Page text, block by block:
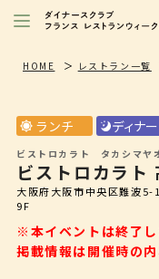
レストランを探す
特別イベント/キャンペーン
ニュース
店舗/プレス向け
ダイナースクラブ会員限定
HOME レストラン一覧
ビストロカラト
ビストロカラト タカシマヤ
大阪府大阪市中央区難波
9F
※本イベントは終了し
掲載情報は開催時の内
ランチ ディナー